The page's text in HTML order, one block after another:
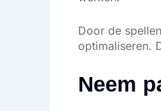
Door de
optimaliseren.
Neem